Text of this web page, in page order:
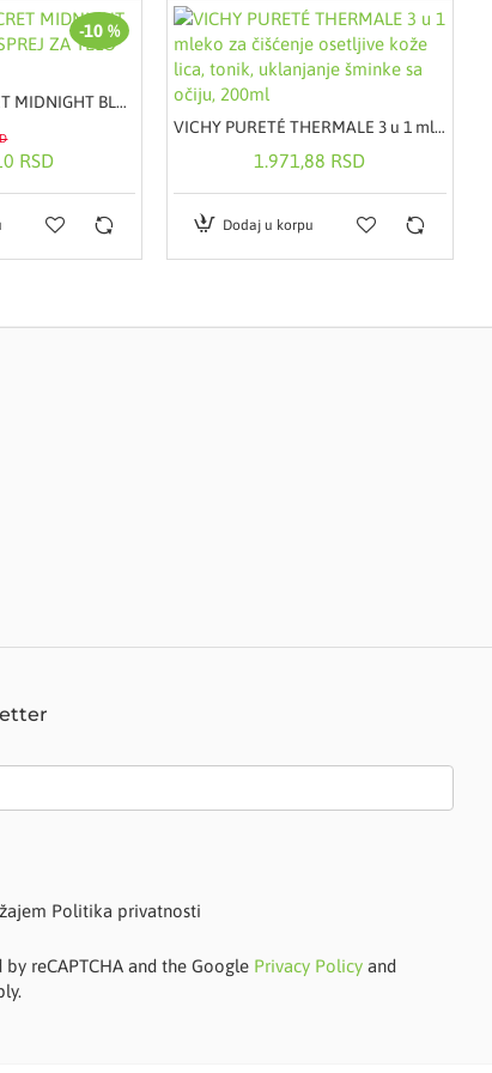
-10 %
VICTORIA'S SECRET MIDNIGHT BLOOM MIRISNI SPREJ ZA TELO 250ML
RSD
VICHY PURETÉ THERMALE 3 u 1 mleko za čišćenje osetljive kože lica, tonik, uklanjanje šminke sa očiju, 200ml
1.971,88 RSD
Dodaj u korpu
Politika privatnosti
reCAPTCHA and the Google Privacy Policy and